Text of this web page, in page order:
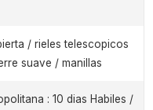
/ rieles telescopicos
suave / manillas
: 10 dias Habiles /